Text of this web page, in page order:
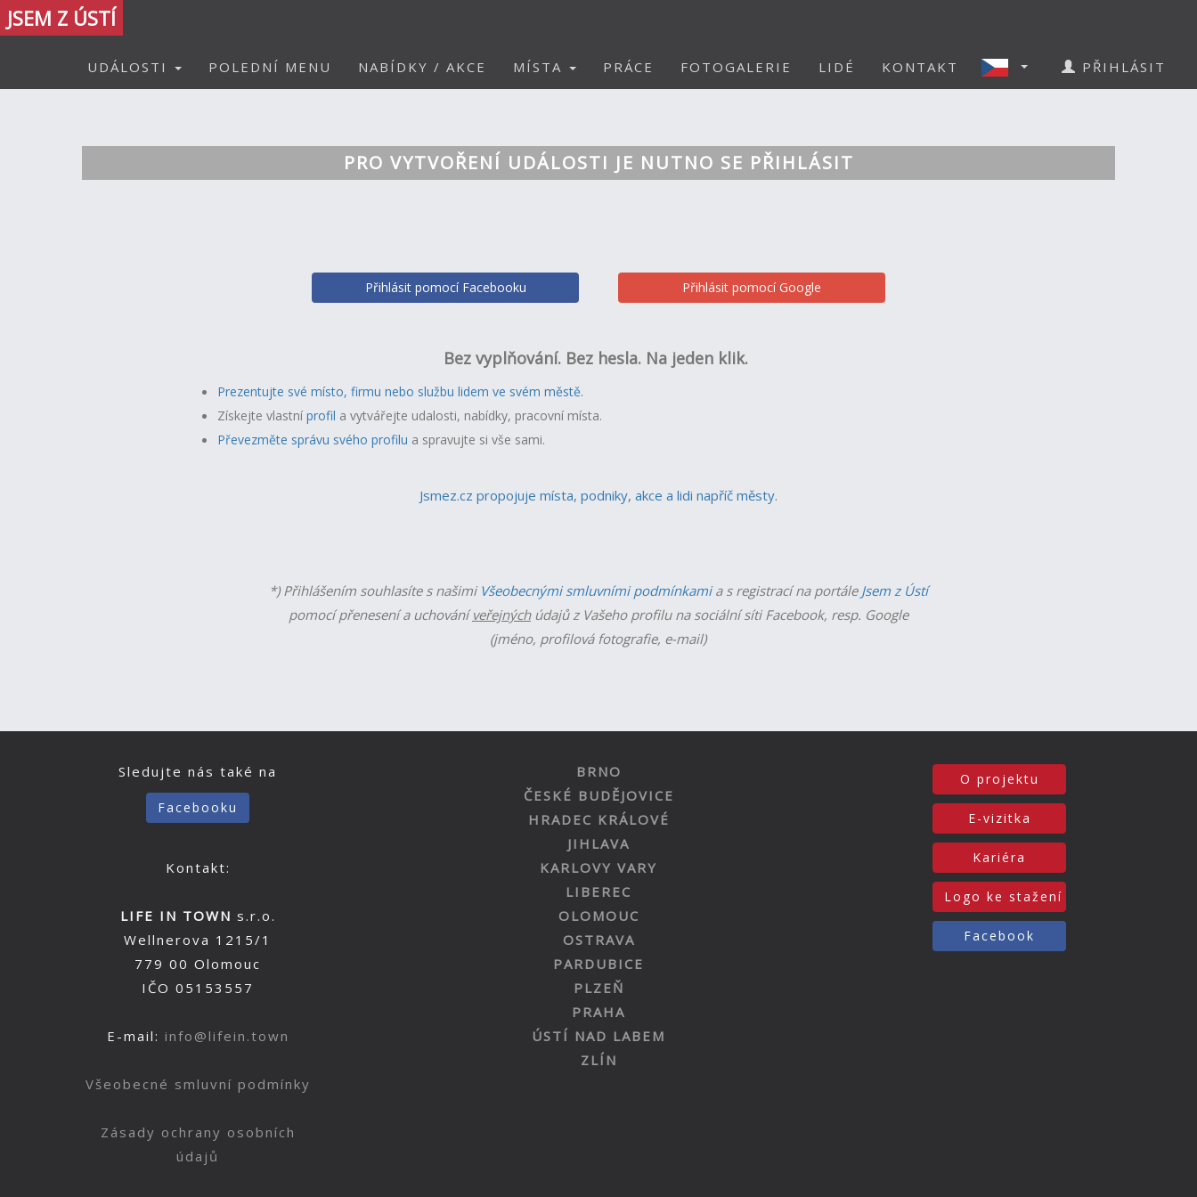
JSEM Z ÚSTÍ
UDÁLOSTI POLEDNÍ MENU NABÍDKY / AKCE MÍSTA PRÁCE FOTOGALERIE LIDÉ KONTAKT PŘIHLÁSIT
PRO VYTVOŘENÍ UDÁLOSTI JE NUTNO SE PŘIHLÁSIT
Přihlásit pomocí Facebooku Přihlásit pomocí Google
Bez vyplňování. Bez hesla. Na jeden klik.
Prezentujte své místo, firmu nebo službu lidem ve svém městě.
Získejte vlastní profil a vytvářejte udalosti, nabídky, pracovní místa.
Převezměte správu svého profilu a spravujte si vše sami.
Jsmez.cz propojuje místa, podniky, akce a lidi napříč městy.
*) Přihlášením souhlasíte s našimi Všeobecnými smluvními podmínkamia s registrací na portále Jsem z Ústí
pomocí přenesení a uchováníveřejnýchúdajů z Vašeho profilu na sociální síti Facebook, resp. Google
(jméno, profilová fotografie, e-mail)
Sledujte nás také na
Facebooku
Kontakt:
LIFE IN TOWN s.r.o.
Wellnerova 1215/1
779 00 Olomouc
IČO 05153557
E-mail: info@lifein.town
Všeobecné smluvní podmínky
Zásady ochrany osobních
údajů
BRNO
ČESKÉ BUDĚJOVICE
HRADEC KRÁLOVÉ
JIHLAVA
KARLOVY VARY
LIBEREC
OLOMOUC
OSTRAVA
PARDUBICE
PLZEŇ
PRAHA
ÚSTÍ NAD LABEM
ZLÍN
O projektu
E-vizitka
Kariéra
Logo ke stažení
Facebook